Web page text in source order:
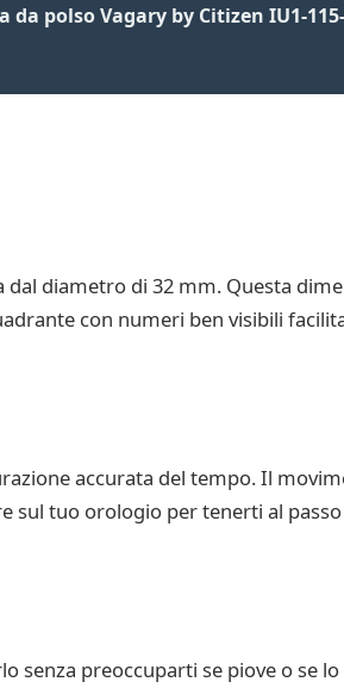
polso Vagary by Citizen IU1-
diametro di 32 mm. Questa
con numeri ben visibili
accurata del tempo. Il
sul tuo orologio per tenerti al
senza preoccuparti se piove o se